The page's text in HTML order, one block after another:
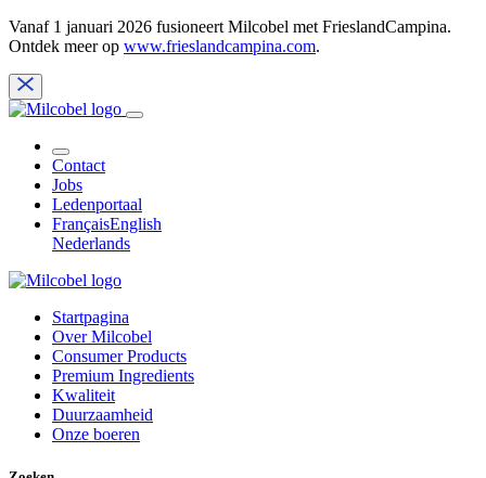
Vanaf 1 januari 2026 fusioneert Milcobel met FrieslandCampina.
Ontdek meer op www.frieslandcampina.com.
Contact
Jobs
Ledenportaal
FrançaisEnglish
Nederlands
Startpagina
Over Milcobel
Consumer Products
Premium Ingredients
Kwaliteit
Duurzaamheid
Onze boeren